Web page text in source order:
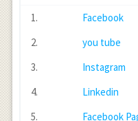
1.
Facebook
2.
you tube
3.
Instagram
4.
Linkedin
5.
Facebook